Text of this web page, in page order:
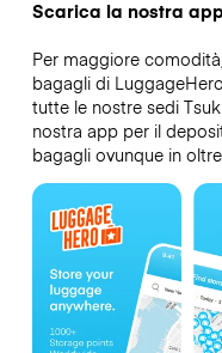
Scarica la nostra
Per maggiore
bagagli di
tutte le nostre sedi
nostra app per il
bagagli ovunque in